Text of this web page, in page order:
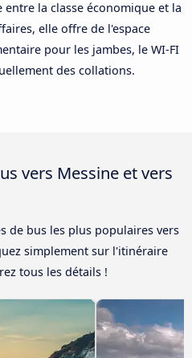
entre la classe économique et la
elle offre de l'espace
pour les jambes, le WI-FI
des collations.
vers Messine et vers
de bus les plus populaires vers
simplement sur l'itinéraire
tous les détails !